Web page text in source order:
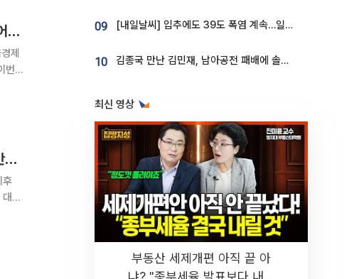
한경협·한국공학한림원, ‘NAEK포럼’ 개최…“뉴 K-인더스트리 시대 열어야”
4단계 공급망 전략으로 대외 의존도 탈피⋯국내생산세액공제 신설 [하반기 경제전략]
후
09 [내일날씨] 입추에도 39도 폭염 계속…일부 지역 소나기
10 김종국 만난 김민재, 남아공전 패배에 솔직한 속내⋯"선수들도 못하긴 했다"
최신 영상
부동산 세제개편 아직 끝 아